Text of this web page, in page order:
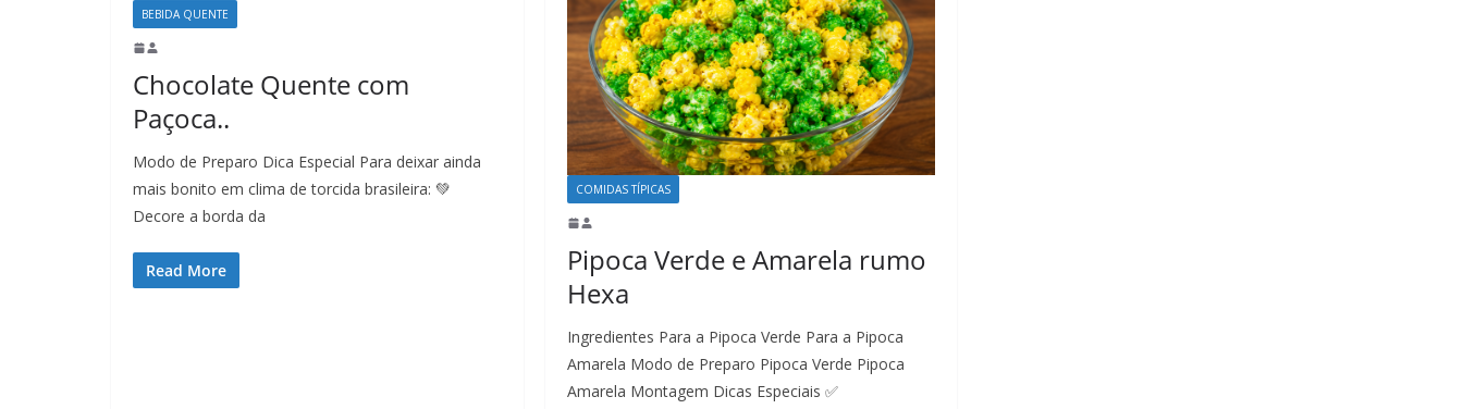
BEBIDA QUENTE
Chocolate Quente com
Paçoca..
Modo de Preparo Dica Especial Para deixar ainda
mais bonito em clima de torcida brasileira: 💚
Decore a borda da
Read More
COMIDAS TÍPICAS
Pipoca Verde e Amarela rumo
Hexa
Ingredientes Para a Pipoca Verde Para a Pipoca
Amarela Modo de Preparo Pipoca Verde Pipoca
Amarela Montagem Dicas Especiais ✅